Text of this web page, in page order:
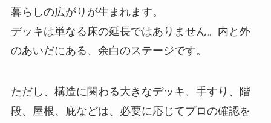
暮らしの広がりが生まれます。
デッキは単なる床の延長ではありません。内と外
のあいだにある、余白のステージです。
ただし、構造に関わる大きなデッキ、手すり、階
段、屋根、庇などは、必要に応じてプロの確認を